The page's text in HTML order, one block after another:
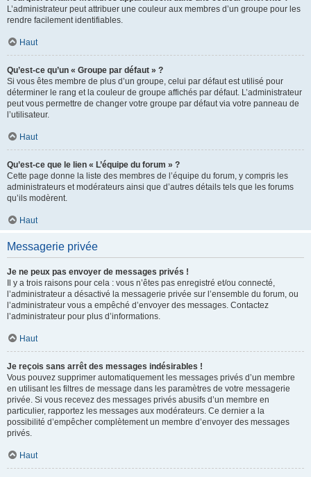
L’administrateur peut attribuer une couleur aux membres d’un groupe pour les
rendre facilement identifiables.
Haut
Qu’est-ce qu’un « Groupe par défaut » ?
Si vous êtes membre de plus d’un groupe, celui par défaut est utilisé pour
déterminer le rang et la couleur de groupe affichés par défaut. L’administrateur
peut vous permettre de changer votre groupe par défaut via votre panneau de
l’utilisateur.
Haut
Qu’est-ce que le lien « L’équipe du forum » ?
Cette page donne la liste des membres de l’équipe du forum, y compris les
administrateurs et modérateurs ainsi que d’autres détails tels que les forums
qu’ils modèrent.
Haut
Messagerie privée
Je ne peux pas envoyer de messages privés !
Il y a trois raisons pour cela : vous n’êtes pas enregistré et/ou connecté,
l’administrateur a désactivé la messagerie privée sur l’ensemble du forum, ou
l’administrateur vous a empêché d’envoyer des messages. Contactez
l’administrateur pour plus d’informations.
Haut
Je reçois sans arrêt des messages indésirables !
Vous pouvez supprimer automatiquement les messages privés d’un membre
en utilisant les filtres de message dans les paramètres de votre messagerie
privée. Si vous recevez des messages privés abusifs d’un membre en
particulier, rapportez les messages aux modérateurs. Ce dernier a la
possibilité d’empêcher complètement un membre d’envoyer des messages
privés.
Haut